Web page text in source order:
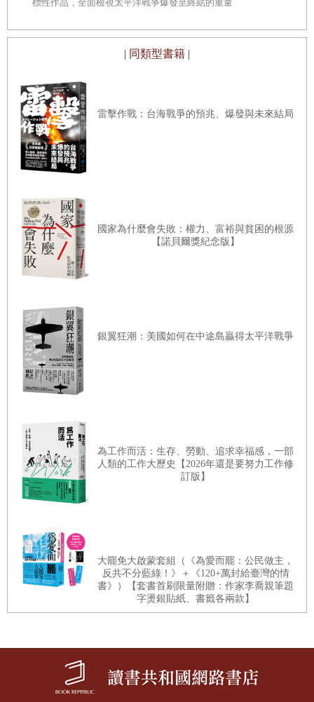
光突然消失，只留下了這兩封信。留下了關於那個真實自我
的唯一線索，沒有多餘的資訊，此生再也追尋不得。媽媽就
像曾經作為精神寄託的橡膠廠一樣，說沒就沒了。本來鄭玉
珍還以為會伴著車間揮之不去的橡膠味道終老。可是廠子說
垮就垮了。對鄭玉珍來說，那只是生理意義上的母親，一個
橫亙在生命中的無法驅散的陰影。世事無常，至今令她百思
人們在上海街頭發現了這個被遺棄的孩子。那是早上，趕著
上班的穿著黑色和藍色中山裝的男人，紮著紗巾遮蔽風沙的
女人，圍攏過來，發出各種議論。她停止哭泣，抬頭看到周
珍記憶中出現。
成長路上，兩封信一直保存在鄭玉珍身邊。這使她產生錯
覺，生母並沒走遠，而是在不遠處一直注視著自己，近到隨
現在她明白這一幕幾乎不可能發生了。就像橡膠廠破產永遠
不會復生一樣。
鄭玉珍忍不住想像寫信的女人：她是什麼樣的人？殘忍拋棄
了女兒，又留下語意晦澀的信，她想要告訴世人什麼？
每次打開信，都像打開令人煩惱的一段秘密。她控制不住情
「骨肉分離最為悲慘，提筆眼淚汪汪，這樣撫養一個小囡都
標性作品，全面檢視太平洋戰爭爆發至終結的重量
| 同類型書籍 |
雷擊作戰：台海戰爭的預兆、爆發與未來結局
國家為什麼會失敗：權力、富裕與貧困的根源
【諾貝爾獎紀念版】
銀翼狂潮：美國如何在中途島贏得太平洋戰爭
為工作而活：生存、勞動、追求幸福感，一部
人類的工作大歷史【2026年還是要努力工作修
訂版】
大罷免大啟蒙套組（《為愛而罷：公民做主，
反共不分藍綠！》＋《120+萬封給臺灣的情
書》）【套書首刷限量附贈：作家李喬親筆題
字燙銀貼紙、書籤各兩款】